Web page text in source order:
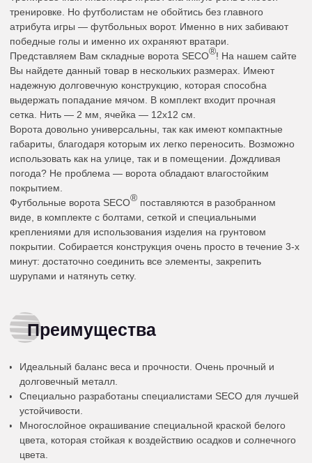
тренировке. Но футболистам не обойтись без главного
атрибута игры — футбольных ворот. Именно в них забивают
победные голы и именно их охраняют вратари.
Представляем Вам складные ворота SECO®! На нашем сайте
Вы найдете данный товар в нескольких размерах. Имеют
надежную долговечную конструкцию, которая способна
выдержать попадание мячом. В комплект входит прочная
сетка. Нить — 2 мм, ячейка — 12х12 см.
Ворота довольно универсальны, так как имеют компактные
габариты, благодаря которым их легко переносить. Возможно
использовать как на улице, так и в помещении. Дождливая
погода? Не проблема — ворота обладают влагостойким
покрытием.
Футбольные ворота SECO® поставляются в разобранном
виде, в комплекте с болтами, сеткой и специальными
креплениями для использования изделия на грунтовом
покрытии. Собирается конструкция очень просто в течение 3-х
минут: достаточно соединить все элементы, закрепить
шурупами и натянуть сетку.
Преимущества
Идеальный баланс веса и прочности. Очень прочный и
долговечный металл.
Специально разработаны специалистами SECO для лучшей
устойчивости.
Многослойное окрашивание специальной краской белого
цвета, которая стойкая к воздействию осадков и солнечного
цвета.